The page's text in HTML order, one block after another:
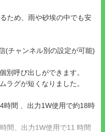
ため、雨や砂埃の中でも安
(チャンネル別の設定が可能)
別呼び出しができます。
ラグが短くなりました。
時間 、出力1W使用で約18時
間、出力1W使用で11 時間